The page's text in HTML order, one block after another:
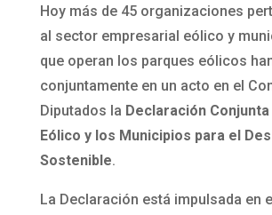
Hoy más de 45 organizaciones
al sector empresarial eólico y
que operan los parques eólicos
conjuntamente en un acto en el
Diputados la Declaración
Eólico y los Municipios para el
Sostenible.
La Declaración está impulsada en